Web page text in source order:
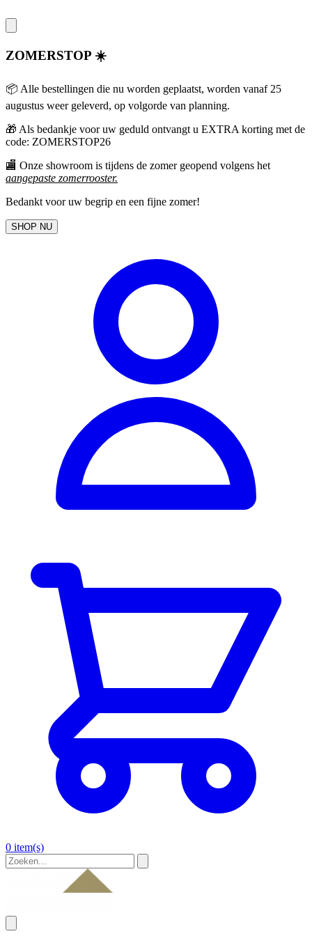
ZOMERSTOP ☀️
📦 Alle bestellingen die nu worden geplaatst, worden vanaf 25
augustus weer geleverd, op volgorde van planning.
🎁 Als bedankje voor uw geduld ontvangt u EXTRA korting met de
code: ZOMERSTOP26
🏬 Onze showroom is tijdens de zomer geopend volgens het
aangepaste zomerrooster.
Bedankt voor uw begrip en een fijne zomer!
SHOP NU
0 item(s)